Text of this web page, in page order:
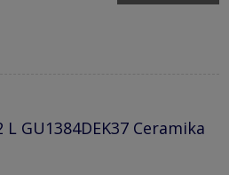
GU1384DEK37 Ceramika